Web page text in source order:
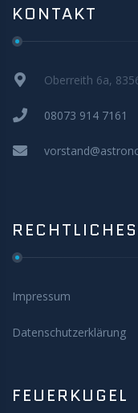
KONTAKT
Oberreith 6a,
08073 914 7161
RECHTLICHES
Impressum
Datenschutzerklärung
FEUERKUGEL